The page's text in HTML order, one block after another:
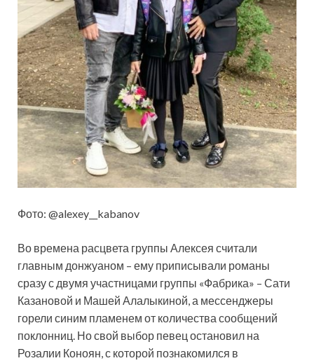
Фото: @alexey__kabanov
Во времена расцвета группы Алексея считали
главным донжуаном – ему приписывали романы
сразу с двумя участницами группы «Фабрика» – Сати
Казановой и Машей Алалыкиной, а мессенджеры
горели синим пламенем от количества сообщений
поклонниц. Но свой выбор певец остановил на
Розалии Коноян, с которой познакомился в